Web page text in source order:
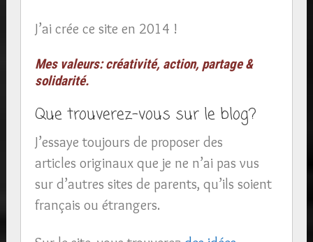
J’ai crée ce site en 2014 !
Mes valeurs: créativité, action, partage &
solidarité.
Que trouverez-vous sur le blog?
J’essaye toujours de proposer des
articles originaux que je ne n’ai pas vus
sur d’autres sites de parents, qu’ils soient
français ou étrangers.